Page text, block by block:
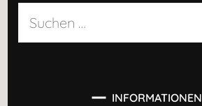
Suchen
nach:
INFORMATIONEN